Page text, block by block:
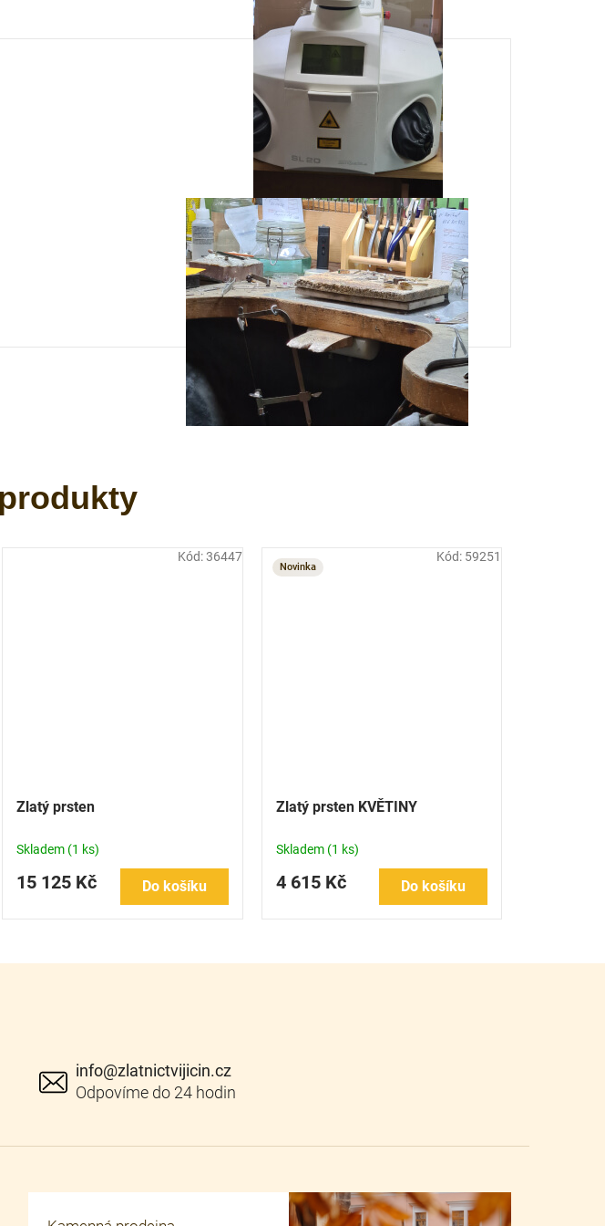
Zlatý prsten
Skladem (1 ks)
15 125 Kč Do košíku
Kód:36447
Novinka
Zlatý prsten KVĚTINY
Skladem (1 ks)
4 615 Kč Do košíku
Kód: 59251
info@zlatnictvijicin.cz